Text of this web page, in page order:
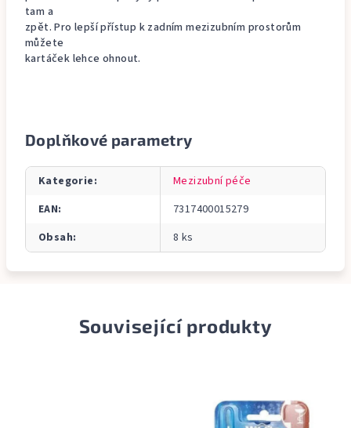
tam a
zpět. Pro lepší přístup k zadním mezizubním prostorům
můžete
kartáček lehce ohnout.
Doplňkové parametry
Kategorie:
Mezizubní péče
EAN:
7317400015279
Obsah: 8 ks
Související produkty